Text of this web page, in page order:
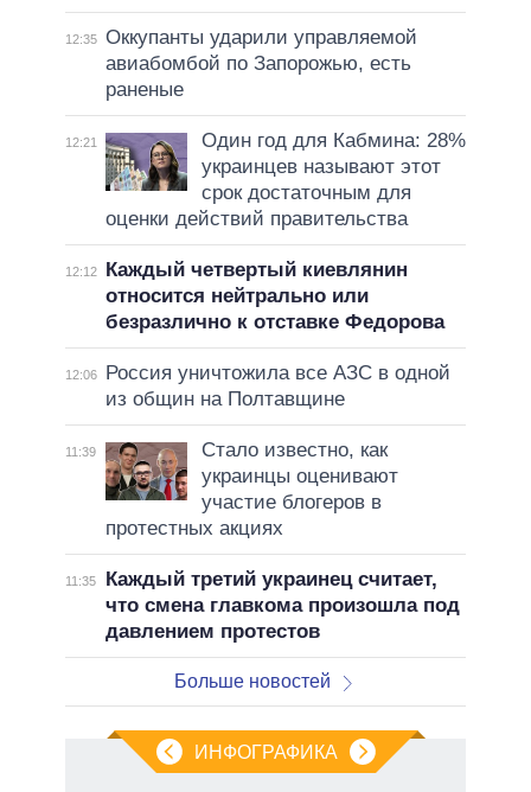
12:35 Оккупанты ударили управляемой
авиабомбой по Запорожью, есть
раненые
12:21
Один год для Кабмина: 28%
украинцев называют этот
срок достаточным для
оценки действий правительства
12:12
Каждый четвертый киевлянин
относится нейтрально или
безразлично к отставке Федорова
12:06
Россия уничтожила все АЗС в одной
из общин на Полтавщине
11:39
Стало известно, как
украинцы оценивают
участие блогеров в
протестных акциях
11:35
Каждый третий украинец считает,
что смена главкома произошла под
давлением протестов
Больше новостей
ИНФОГРАФИКА